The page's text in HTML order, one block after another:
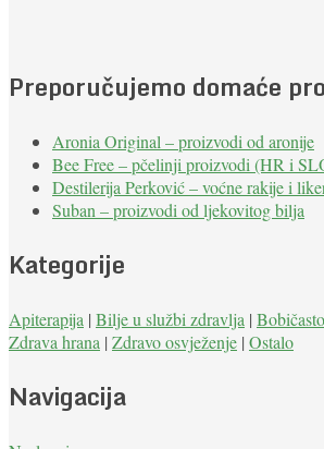
Preporučujemo domaće
Aronia Original – proizvodi od aronije
Bee Free – pčelinji proizvodi (HR i
Destilerija Perković – voćne rakije i
Suban – proizvodi od ljekovitog bilja
Kategorije
Apiterapija | Bilje u službi zdravlja |
Zdrava hrana | Zdravo osvježenje | Ostalo
Navigacija